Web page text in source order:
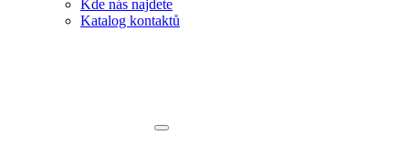
Kde nás najdete
Katalog kontaktů